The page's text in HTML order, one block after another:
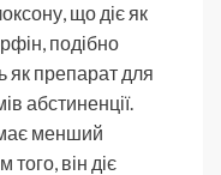
що діє як
подібно
як препарат для
абстиненції.
менший
він діє